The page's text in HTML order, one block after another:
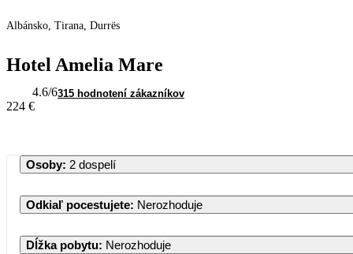
Albánsko, Tirana, Durrës
Hotel Amelia Mare
4.6/6315 hodnotení zákazníkov
224 €
Osoby: 2 dospelí
Odkiaľ pocestujete: Nerozhoduje
Dĺžka pobytu: Nerozhoduje